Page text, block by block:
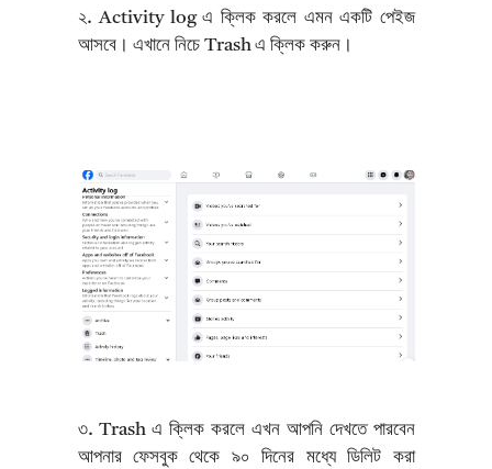
২. Activity log এ ক্লিক করলে এমন একটি পেইজ
আসবে। এখানে নিচে Trash এ ক্লিক করুন।
৩. Trash এ ক্লিক করলে এখন আপনি দেখতে পারবেন
আপনার ফেসবুক থেকে ৯০ দিনের মধ্যে ডিলিট করা